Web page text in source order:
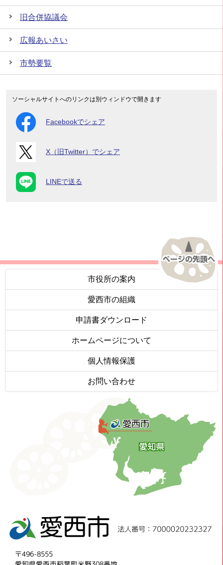
旧合併協議会
広報あいさい
市勢要覧
ソーシャルサイトへのリンクは別ウィンドウで開きます
Facebookでシェア
X（旧Twitter）でシェア
LINEで送る
市役所の案内
愛西市の組織
申請書ダウンロード
ホームページについて
個人情報保護
お問い合わせ
〒496-8555